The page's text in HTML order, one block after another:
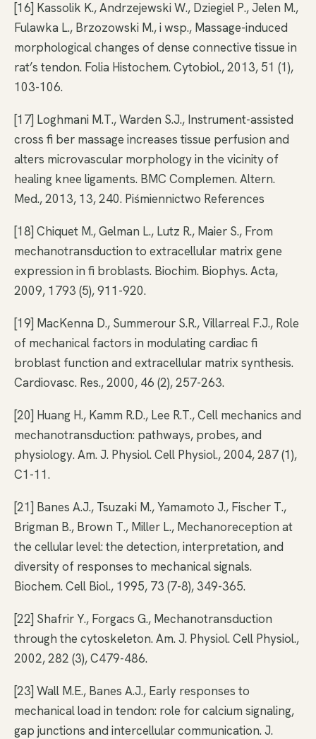
[16] Kassolik K., Andrzejewski W., Dziegiel P., Jelen M.,
Fulawka L., Brzozowski M., i wsp., Massage-induced
morphological changes of dense connective tissue in
rat’s tendon. Folia Histochem. Cytobiol., 2013, 51 (1),
103-106.
[17] Loghmani M.T., Warden S.J., Instrument-assisted
cross fi ber massage increases tissue perfusion and
alters microvascular morphology in the vicinity of
healing knee ligaments. BMC Complemen. Altern.
Med., 2013, 13, 240. Piśmiennictwo References
[18] Chiquet M., Gelman L., Lutz R., Maier S., From
mechanotransduction to extracellular matrix gene
expression in fi broblasts. Biochim. Biophys. Acta,
2009, 1793 (5), 911-920.
[19] MacKenna D., Summerour S.R., Villarreal F.J., Role
of mechanical factors in modulating cardiac fi
broblast function and extracellular matrix synthesis.
Cardiovasc. Res., 2000, 46 (2), 257-263.
[20] Huang H., Kamm R.D., Lee R.T., Cell mechanics and
mechanotransduction: pathways, probes, and
physiology. Am. J. Physiol. Cell Physiol., 2004, 287 (1),
C1-11.
[21] Banes A.J., Tsuzaki M., Yamamoto J., Fischer T.,
Brigman B., Brown T., Miller L., Mechanoreception at
the cellular level: the detection, interpretation, and
diversity of responses to mechanical signals.
Biochem. Cell Biol., 1995, 73 (7-8), 349-365.
[22] Shafrir Y., Forgacs G., Mechanotransduction
through the cytoskeleton. Am. J. Physiol. Cell Physiol.,
2002, 282 (3), C479-486.
[23] Wall M.E., Banes A.J., Early responses to
mechanical load in tendon: role for calcium signaling,
gap junctions and intercellular communication. J.